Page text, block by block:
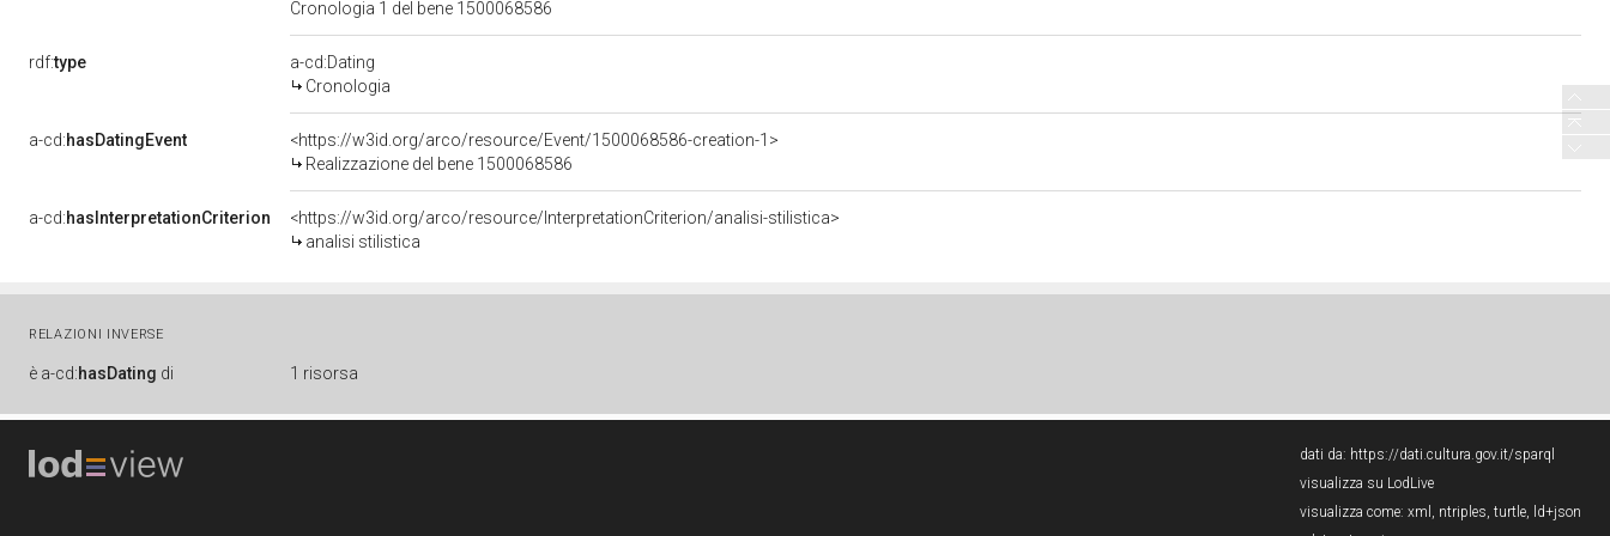
Cronologia 1 del bene 1500068586
rdf:type
a-cd:Dating
Cronologia
a-cd:hasDatingEvent
<https://w3id.org/arco/resource/Event/1500068586-creation-1>
Realizzazione del bene 1500068586
a-cd:hasInterpretationCriterion
<https://w3id.org/arco/resource/InterpretationCriterion/analisi-stilistica>
analisi stilistica
RELAZIONI INVERSE
è a-cd:hasDating di 1 risorsa
dati da: https://dati.cultura.gov.it/sparql
visualizza su LodLive
visualizza come: xml , ntriples, turtle, ld+json